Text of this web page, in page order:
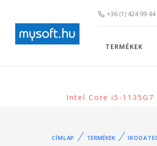
+36 (1) 424 99 44
TERMÉKEK
Intel Core i5-
CÍMLAP TERMÉKEK